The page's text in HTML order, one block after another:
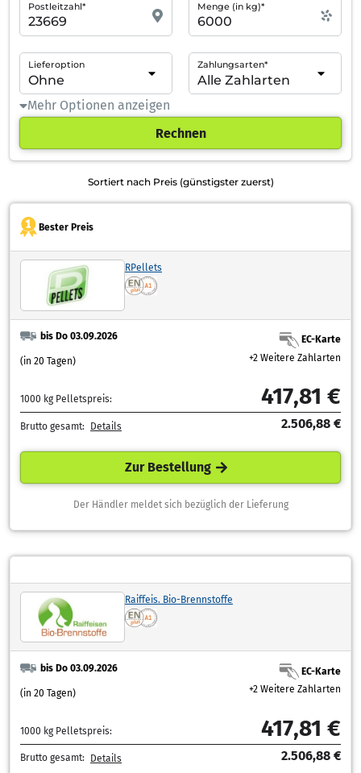
Postleitzahl* Menge (in kg)*
Lieferoption Zahlungsarten*
Mehr Optionen anzeigen
Rechnen
Sortiert nach Preis (günstigster zuerst)
Bester Preis
RPellets
bis Do 03.09.2026
(in 20 Tagen)
EC-Karte
+2 Weitere Zahlarten
1000 kg Pelletspreis: 417,81 €
Brutto gesamt: Details 2.506,88 €
Zur Bestellung
Der Händler meldet sich bezüglich der Lieferung
Raiffeis. Bio-Brennstoffe
bis Do 03.09.2026
(in 20 Tagen)
EC-Karte
+2 Weitere Zahlarten
1000 kg Pelletspreis: 417,81 €
Brutto gesamt: Details 2.506,88 €